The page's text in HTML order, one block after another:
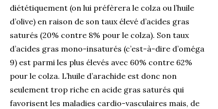
diététiquement (on lui préfèrera le colza ou l’huile
d’olive) en raison de son taux élevé d’acides gras
saturés (20% contre 8% pour le colza). Son taux
d’acides gras mono-insaturés (c’est-à-dire d’oméga
9) est parmi les plus élevés avec 60% contre 62%
pour le colza. L’huile d’arachide est donc non
seulement trop riche en acide gras saturés qui
favorisent les maladies cardio-vasculaires mais, de